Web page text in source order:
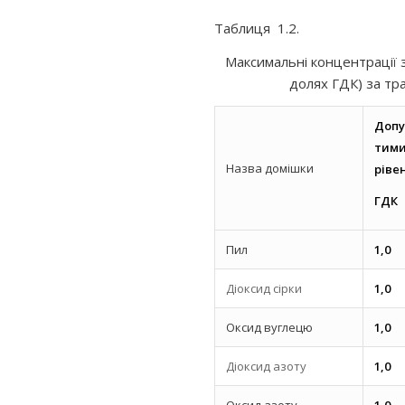
Таблиця 1.2.
Максимальні
долях ГДК) за
Назва домішки
ГДК
Пил 1,0
Діоксид сірки 1,0
Оксид вуглецю 1,0
Діоксид азоту 1,0